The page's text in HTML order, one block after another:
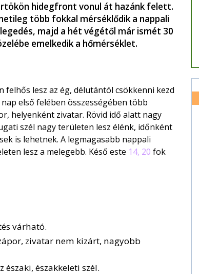
hidegfront vonul át hazánk felett.
több fokkal mérséklődik a nappali
majd a hét végétől már ismét 30
emelkedik a hőmérséklet.
lesz az ég, délutántól csökkenni kezd
első felében összességében több
helyenként zivatar. Rövid idő alatt nagy
szél nagy területen lesz élénk, időnként
is lehetnek. A legmagasabb nappali
lesz a melegebb. Késő este 14, 20 fok
várható.
zivatar nem kizárt, nagyobb
északkeleti szél.